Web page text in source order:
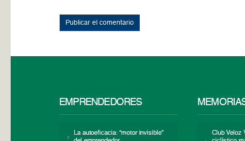
EMPRENDEDORES
La autoeficacia: “motor invisible”
Club Veloz